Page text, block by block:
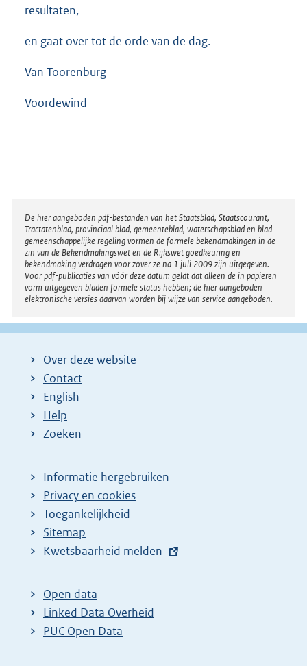
resultaten,
en gaat over tot de orde van de dag.
Van Toorenburg
Voordewind
Disclaimer
De hier aangeboden pdf-bestanden van het Staatsblad, Staatscourant,
Tractatenblad, provinciaal blad, gemeenteblad, waterschapsblad en blad
gemeenschappelijke regeling vormen de formele bekendmakingen in de
zin van de Bekendmakingswet en de Rijkswet goedkeuring en
bekendmaking verdragen voor zover ze na 1 juli 2009 zijn uitgegeven.
Voor pdf-publicaties van vóór deze datum geldt dat alleen de in papieren
vorm uitgegeven bladen formele status hebben; de hier aangeboden
elektronische versies daarvan worden bij wijze van service aangeboden.
Over deze website
Contact
English
Help
Zoeken
Informatie hergebruiken
Privacy en cookies
Toegankelijkheid
Sitemap
E
t
e
r
Kwetsbaarheid melden
Open data
Linked Data Overheid
PUC Open Data